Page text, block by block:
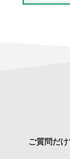
ご質問だ